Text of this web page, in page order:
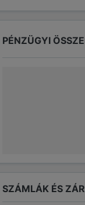
PÉNZÜGYI
SZÁMLÁK ÉS